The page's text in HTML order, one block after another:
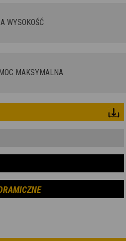
WYSOKOŚĆ
MAKSYMALNA